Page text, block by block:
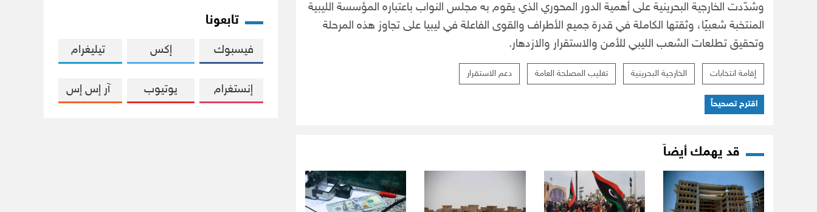
وشدّدت الخارجية البحرينية على أهمية الدور المحوري الذي يقوم به مجلس النواب باعتباره المؤسسة الليبية
المنتخبة شعبيًا، وثقتها الكاملة في قدرة جميع الأطراف والقوى الفاعلة في ليبيا على تجاوز هذه المرحلة
وتحقيق تطلعات الشعب الليبي للأمن والاستقرار والازدهار.
إقامة انتخابات الخارجية البحرينية تغليب المصلحة العامة دعم الاستقرار
اقترح تصحيحاً
قد يهمك أيضاً
تابعونا
فيسبوك إكس تيليغرام
إنستغرام يوتيوب آر إس إس